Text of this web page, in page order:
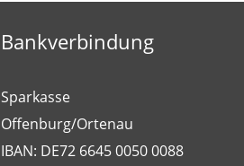
Bankverbindung
Sparkasse
Offenburg/Ortenau
IBAN: DE72 6645 0050 0088